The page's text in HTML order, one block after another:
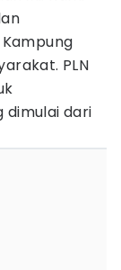
PLN
dimulai dari